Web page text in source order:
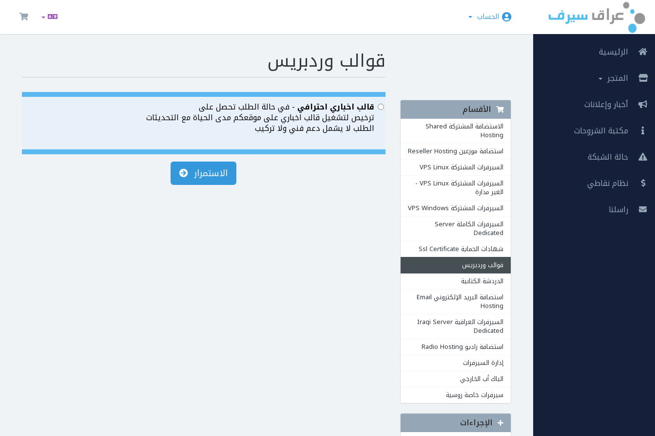
الحساب
الرئيسية
المتجر
أخبار وإعلانات
مكتبة الشروحات
حالة الشبكة
نظام نقاطي
راسلنا
قوالب وردبريس
الأقسام
الاستضافة المشتركة Shared
Hosting
استضافة موزعين Reseller Hosting
السيرفرات المشتركة VPS Linux
السيرفرات المشتركة VPS Linux -
الغير مدارة
السيرفرات المشتركة VPS Windows
السيرفرات الكاملة Server
Dedicated
شهادات الحماية Ssl Certificate
قوالب وردبريس
الدردشة الكتابية
استضافة البريد الإلكتروني Email
Hosting
السيرفرات العراقية Iraqi Server
Dedicated
استضافة راديو Radio Hosting
إدارة السيرفرات
الباك أب الخارجي
سيرفرات خاصة روسية
الإجراءات
قالب اخباري احترافي - في حالة الطلب تحصل على
ترخيص لتشغيل قالب اخباري على موقعكم مدى الحياة مع التحديثات
الطلب لا يشمل دعم فني ولا تركيب
الاستمرار